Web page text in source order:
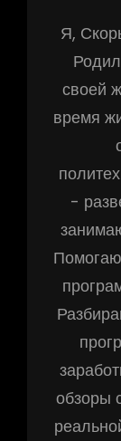
Я,
своей
время
-
обзоры